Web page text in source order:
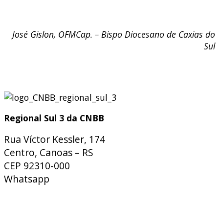
José Gislon, OFMCap. – Bispo Diocesano de Caxias do
Sul
Regional Sul 3 da CNBB
Rua Víctor Kessler, 174
Centro, Canoas – RS
CEP 92310-000
Whatsapp